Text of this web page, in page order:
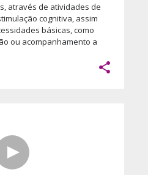
através de atividades de
cognitiva, assim
básicas, como
ou acompanhamento a
